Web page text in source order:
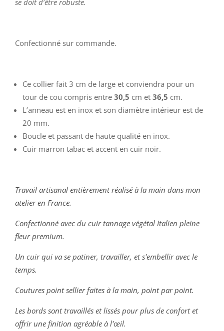
se doit d’être robuste.
Confectionné sur commande.
Ce collier fait 3 cm de large et conviendra pour un
tour de cou compris entre 30,5 cm et 36,5 cm.
L’anneau est en inox et son diamètre intérieur est de
20 mm.
Boucle et passant de haute qualité en inox.
Cuir marron tabac et accent en cuir noir.
Travail artisanal entièrement réalisé à la main dans mon
atelier en France.
Confectionné avec du cuir tannage végétal Italien pleine
fleur premium.
Un cuir qui va se patiner, travailler, et s'embellir avec le
temps.
Coutures point sellier faites à la main, point par point.
Les bords sont travaillés et lissés pour plus de confort et
offrir une finition agréable à l'œil.